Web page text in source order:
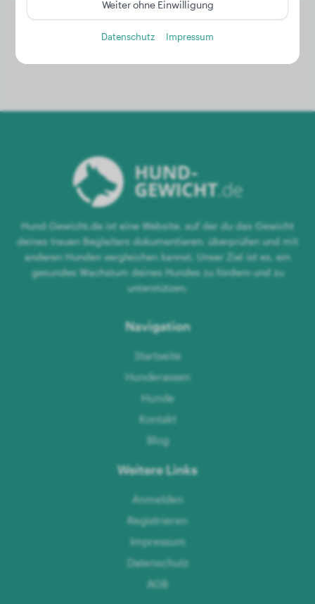
Hund-Gewicht.de ist eine Website, auf der du das Gewicht
deines treuen Begleiters dokumentieren, überprüfen und mit
anderen Hunden vergleichen kannst. Unser Ziel ist es, ein
gesundes Wachstum deines Hundes zu fördern und zu
unterstützen.
Navigation
Startseite
Hunderassen
Hunde
Kontakt
Blog
Weitere Links
Anmelden
Registrieren
Impressum
Datenschutz
AGB
Weiter ohne Einwilligung
Datenschutz Impressum